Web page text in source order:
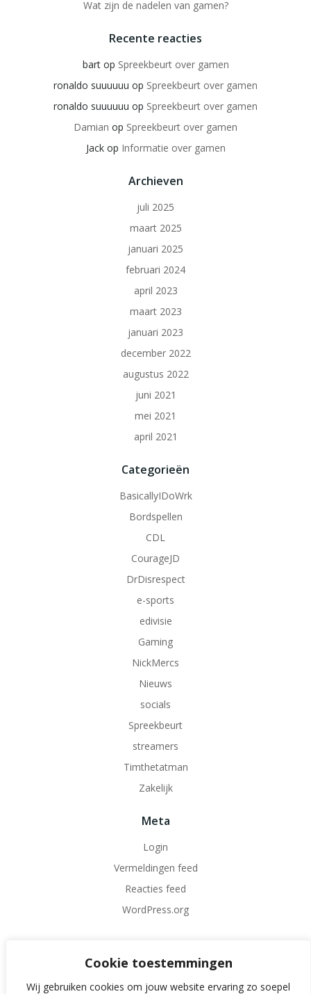
Cookie toestemmingen
Wij gebruiken cookies om jouw website ervaring zo soepel
Wat zijn de nadelen van gamen?
Recente reacties
bartop Spreekbeurt over gamen
ronaldo suuuuuu op Spreekbeurt over gamen
ronaldo suuuuuu op Spreekbeurt over gamen
Damian op Spreekbeurt over gamen
Jackop Informatie over gamen
Archieven
juli 2025
maart 2025
januari 2025
februari 2024
april 2023
maart 2023
januari 2023
december 2022
augustus 2022
juni 2021
mei 2021
april 2021
Categorieën
BasicallyIDoWrk
Bordspellen
CDL
CourageJD
DrDisrespect
e-sports
edivisie
Gaming
NickMercs
Nieuws
socials
Spreekbeurt
streamers
Timthetatman
Zakelijk
Meta
Login
Vermeldingen feed
Reacties feed
WordPress.org